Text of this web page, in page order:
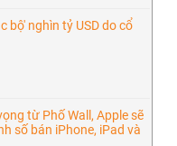
bộ' nghìn tỷ USD do cổ
từ Phố Wall, Apple sẽ
số bán iPhone, iPad và